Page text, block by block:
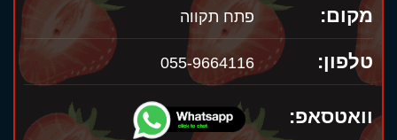
מקום: פתח תקווה
טלפון: 055-9664116
וואטסאפ: